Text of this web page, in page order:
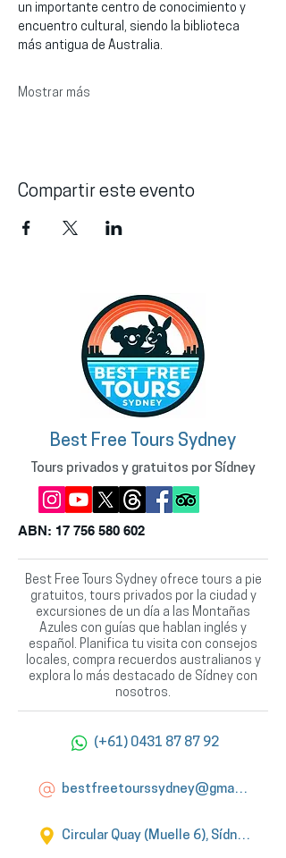
un importante centro de conocimiento y
encuentro cultural, siendo la biblioteca
más antigua de Australia.
Mostrar más
Compartir este evento
Best Free Tours Sydney
Tours privados y gratuitos por Sídney
ABN: 17 756 580 602
Best Free Tours Sydney ofrece tours a pie
gratuitos, tours privados por la ciudad y
excursiones de un día a las Montañas
Azules con guías que hablan inglés y
español. Planifica tu visita con consejos
locales, compra recuerdos australianos y
explora lo más destacado de Sídney con
nosotros.
(+61) 0431 87 87 92
bestfreetourssydney@gmail.com
Circular Quay (Muelle 6), Sídney